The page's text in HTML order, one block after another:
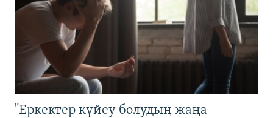
"Еркектер күйеу болудың жаңа